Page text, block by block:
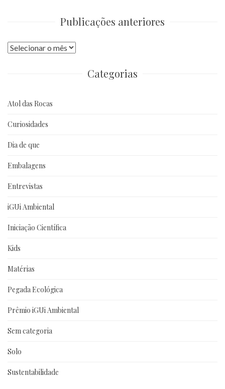
Publicações anteriores
Publicações
Categorias
Atol das Rocas
Curiosidades
Dia de que
Embalagens
Entrevistas
iGUi Ambiental
Iniciação Científica
Kids
Matérias
Pegada Ecológica
Prêmio iGUi Ambiental
Sem categoria
Solo
Sustentabilidade